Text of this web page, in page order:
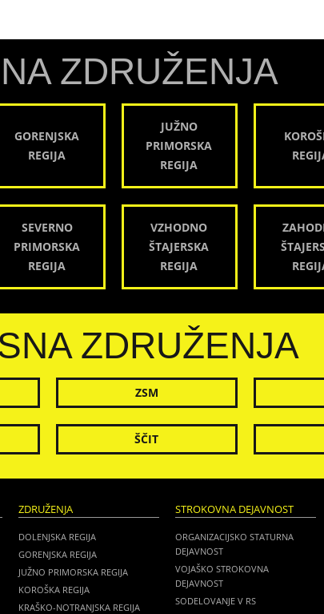
ZDRUŽENJA
GORENJSKA
REGIJA
JUŽNO
PRIMORSKA
REGIJA
SEVERNO
PRIMORSKA
REGIJA
VZHODNO
ŠTAJERSKA
REGIJA
ZDRUŽENJA
ZSM
ŠČIT
ZDRUŽENJA
DOLENJSKA REGIJA
GORENJSKA REGIJA
JUŽNO PRIMORSKA REGIJA
KOROŠKA REGIJA
KRAŠKO-NOTRANJSKA REGIJA
STROKOVNA DEJAVNOST
ORGANIZACIJSKO STATURNA
DEJAVNOST
VOJAŠKO STROKOVNA
DEJAVNOST
SODELOVANJE V RS